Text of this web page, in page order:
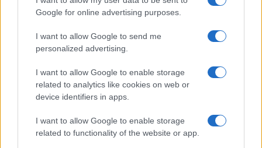
Google for online advertising purposes.
I want to allow Google to send me
personalized advertising.
I want to allow Google to enable storage
related to analytics like cookies on web or
device identifiers in apps.
I want to allow Google to enable storage
related to functionality of the website or app.
Sportmagazine: notizie, approfondimenti e classifiche su
calcio, basket, tennis, ciclismo, motori, Formula 1,
MotoGP e Olimpiadi. Le ultime news dalle competizioni
interviste ai protagonisti e i risultati in tempo reale di tutte
le discipline che fanno emozionare gli appassionati di